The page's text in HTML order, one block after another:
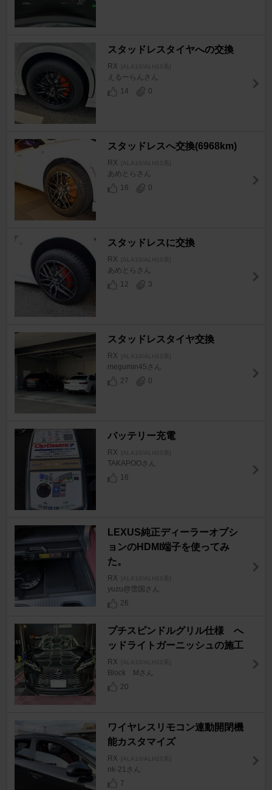
スタッドレスタイヤへの交換
RX [ALA10/ALH10系]
えるーらんさん
14
0
スタッドレスへ交換(6968km)
RX [ALA10/ALH10系]
あめとらさん
16
0
スタッドレスに交換
RX [ALA10/ALH10系]
あめとらさん
12
3
スタッドレスタイヤ交換
RX [ALA10/ALH10系]
megumin45さん
27
0
バッテリー充電
RX [ALA10/ALH10系]
TAKAPOOさん
16
LEXUS純正ディーラーオプシ
ョンのHDMI端子を使ってみ
た。
RX [ALA10/ALH10系]
yuzu@雪国さん
26
プチスピンドルグリル仕様 へ
ッドライトガーニッシュの施工
RX [ALA10/ALH10系]
Block Mさん
20
ワイヤレスリモコン連動開閉機
能カスタマイズ
RX [ALA10/ALH10系]
nk-21さん
7